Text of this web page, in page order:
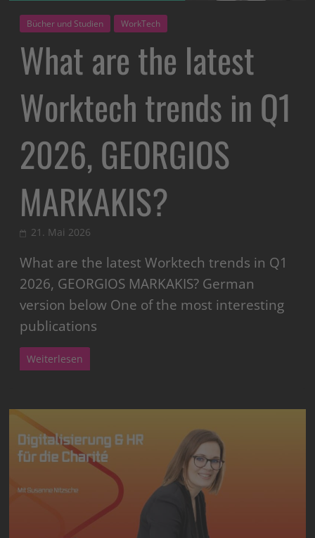
Bücher und Studien WorkTech
What are the latest
Worktech trends in Q1
2026, GEORGIOS
MARKAKIS?
21. Mai 2026
What are the latest Worktech trends in Q1
2026, GEORGIOS MARKAKIS? German
version below One of the most interesting
publications
Weiterlesen